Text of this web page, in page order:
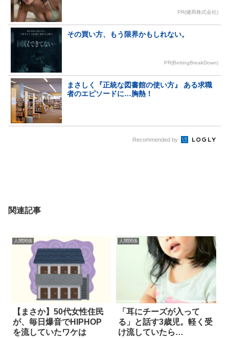
PR(健商株式会社)
その買い方、もう限界かもしれない。
PR(BettingBreakDown)
まさしく『正統な図書館の使い方』 ある求職
者のエピソードに…胸熱！
Recommended by
関連記事
人間関係
【まさか】50代女性住民
が、毎日爆音でHIPHOP
を流していたワケは
人間関係
「耳にチーズが入って
る」と話す3歳児。軽く受
け流していたら…